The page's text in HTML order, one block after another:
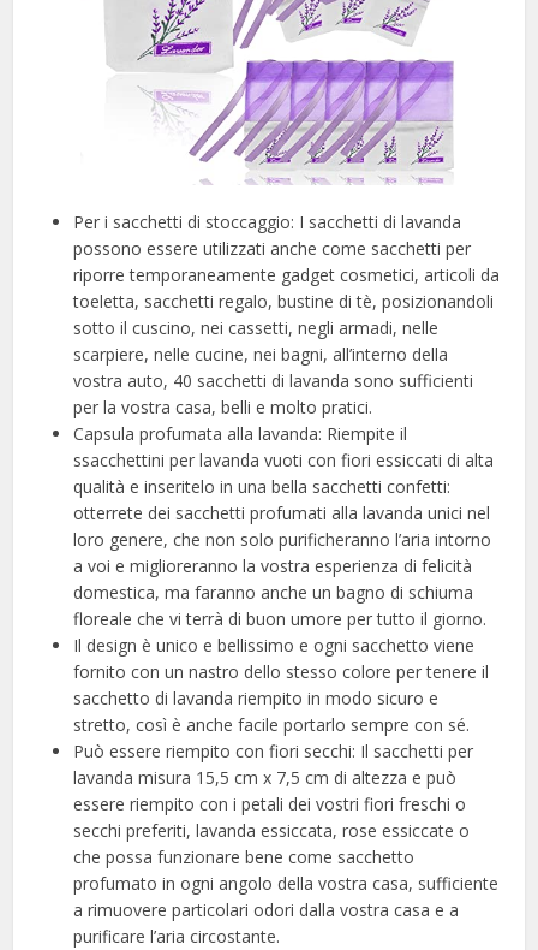
Per i sacchetti di stoccaggio: I sacchetti di lavanda
possono essere utilizzati anche come sacchetti per
riporre temporaneamente gadget cosmetici, articoli da
toeletta, sacchetti regalo, bustine di tè, posizionandoli
sotto il cuscino, nei cassetti, negli armadi, nelle
scarpiere, nelle cucine, nei bagni, all’interno della
vostra auto, 40 sacchetti di lavanda sono sufficienti
per la vostra casa, belli e molto pratici.
Capsula profumata alla lavanda: Riempite il
ssacchettini per lavanda vuoti con fiori essiccati di alta
qualità e inseritelo in una bella sacchetti confetti:
otterrete dei sacchetti profumati alla lavanda unici nel
loro genere, che non solo purificheranno l’aria intorno
a voi e miglioreranno la vostra esperienza di felicità
domestica, ma faranno anche un bagno di schiuma
floreale che vi terrà di buon umore per tutto il giorno.
Il design è unico e bellissimo e ogni sacchetto viene
fornito con un nastro dello stesso colore per tenere il
sacchetto di lavanda riempito in modo sicuro e
stretto, così è anche facile portarlo sempre con sé.
Può essere riempito con fiori secchi: Il sacchetti per
lavanda misura 15,5 cm x 7,5 cm di altezza e può
essere riempito con i petali dei vostri fiori freschi o
secchi preferiti, lavanda essiccata, rose essiccate o
che possa funzionare bene come sacchetto
profumato in ogni angolo della vostra casa, sufficiente
a rimuovere particolari odori dalla vostra casa e a
purificare l’aria circostante.